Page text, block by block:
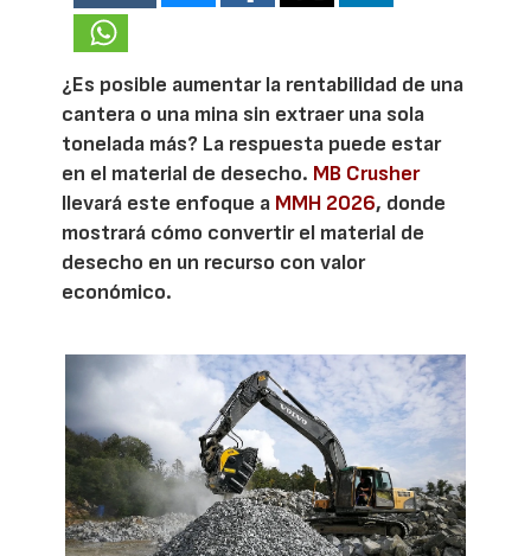
¿Es posible aumentar la rentabilidad de una
cantera o una mina sin extraer una sola
tonelada más? La respuesta puede estar
en el material de desecho. MB Crusher
llevará este enfoque a MMH 2026, donde
mostrará cómo convertir el material de
desecho en un recurso con valor
económico.